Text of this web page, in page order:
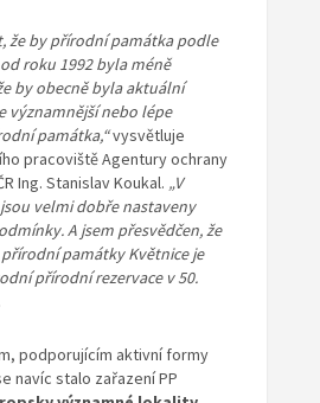
že by přírodní památka podle
roku 1992 byla méně
by obecně byla aktuální
významnější nebo lépe
památka,“vysvětluje
pracoviště Agentury ochrany
Ing. Stanislav Koukal. „V
velmi dobře nastaveny
A jsem přesvědčen, že
památky Květnice je
přírodní rezervace v 50.
podporujícím aktivní formy
navíc stalo zařazení PP